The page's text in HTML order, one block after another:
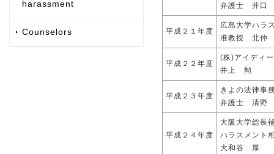
harassment
Counselors
弁護士 井口
平成２１年度
広島大学ハラ
准教授 北仲
平成２２年度
(株)アイディ
井上 勲
平成２３年度
きよの法律事
弁護士 清野
平成２４年度
大阪大学総長
ハラスメント
大和谷 厚